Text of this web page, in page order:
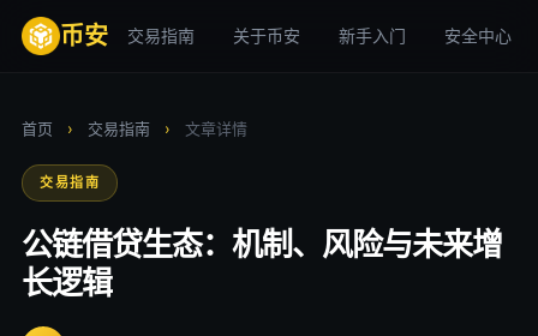
币安 交易指南 关于币安 新手入门 安全中心
首页 › 交易指南 › 文章详情
交易指南
公链借贷生态：机制、风险与未来增
长逻辑